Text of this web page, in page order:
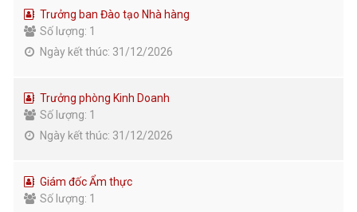
Trưởng ban Đào tạo Nhà hàng
Số lượng: 1
Ngày kết thúc: 31/12/2026
Trưởng phòng Kinh Doanh
Số lượng: 1
Ngày kết thúc: 31/12/2026
Giám đốc Ẩm thực
Số lượng: 1